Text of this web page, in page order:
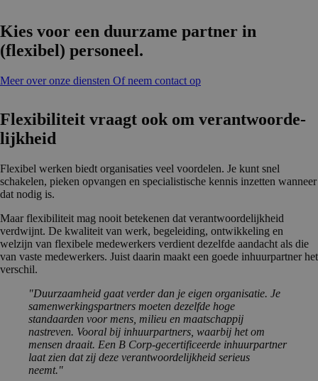
Kies voor een duurzame partner in
(flexibel) personeel.
Meer over onze diensten Of neem contact op
Flexibili­teit vraagt ook om verantwoor­de­
lijk­heid
Flexibel werken biedt organisaties veel voordelen. Je kunt snel
schakelen, pieken opvangen en specialistische kennis inzetten wanneer
dat nodig is.
Maar flexibiliteit mag nooit betekenen dat verantwoordelijkheid
verdwijnt. De kwaliteit van werk, begeleiding, ontwikkeling en
welzijn van flexibele medewerkers verdient dezelfde aandacht als die
van vaste medewerkers. Juist daarin maakt een goede inhuurpartner het
verschil.
"Duurzaamheid gaat verder dan je eigen organisatie. Je
samenwerkingspartners moeten dezelfde hoge
standaarden voor mens, milieu en maatschappij
nastreven. Vooral bij inhuurpartners, waarbij het om
mensen draait. Een B Corp-gecertificeerde inhuurpartner
laat zien dat zij deze verantwoordelijkheid serieus
neemt."